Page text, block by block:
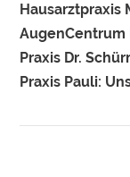
Hausarztpraxis
AugenCentrum
Praxis Dr.
Praxis Pauli: